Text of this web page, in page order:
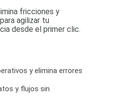
fricciones y
agilizar tu
desde el primer clic.
y elimina errores
y flujos sin